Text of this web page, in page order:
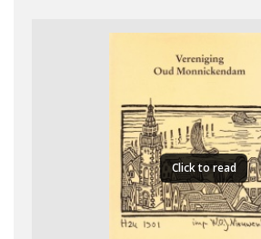
Click to read